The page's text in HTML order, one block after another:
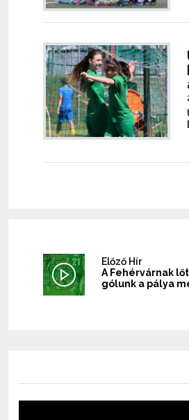
Előző Hír
A Fehérvárnak
gólunk a pálya